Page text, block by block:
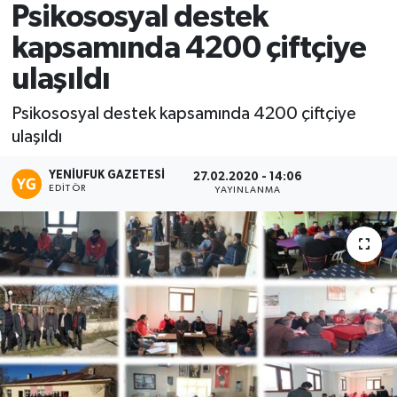
Psikososyal destek
kapsamında 4200 çiftçiye
ulaşıldı
Psikososyal destek kapsamında 4200 çiftçiye
ulaşıldı
YENIUFUK GAZETESI
EDITÖR
27.02.2020 - 14:06
YAYINLANMA
Tüm Manşetler
Son Dakika Haberleri
Haber Arşivi